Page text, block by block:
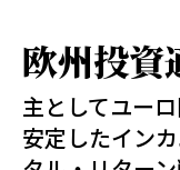
欧州投資
主としてユー
安定したイン